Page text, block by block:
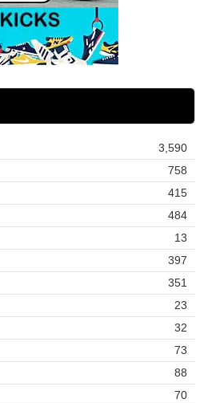
3,590
758
415
484
13
397
351
23
32
73
88
70